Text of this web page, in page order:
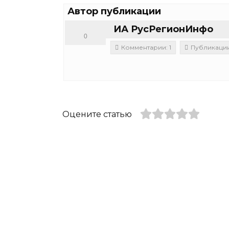
Автор публикации
ИА РусРегионИнфо
0
Комментарии: 1
Оцените статью